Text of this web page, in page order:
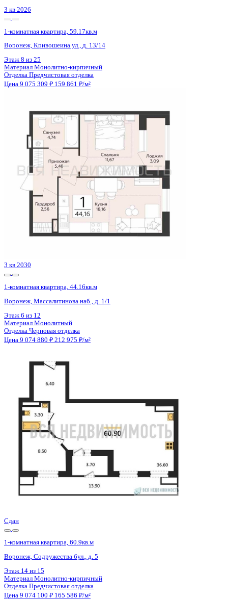
3 кв 2026
1-комнатная квартира, 59.17кв.м
Воронеж, Кривошеина ул., д. 13/14
10 из 25
Материал
Монолитно-кирпичный
Отделка Предчистовая отделка
Цена 9 075 309 ₽ 159 861 ₽/м²
3 кв 2026
1-комнатная квартира, 59.17кв.м
Воронеж, Кривошеина ул., д. 13/14
Материал Монолитно-кирпичный
Отделка
Предчистовая отделка
Цена 9 075 309 ₽ 159 861 ₽/м²